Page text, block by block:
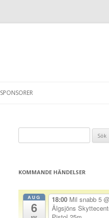
SPONSORER
efter:
KOMMANDE HÄNDELSER
AUG
6
18:00 Mil snabb 5
Älgsjöns